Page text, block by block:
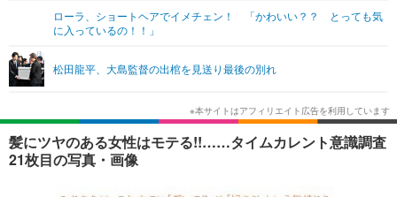
ネタ
ショッピング
エンタメTOP 映画・ドラマ
韓国・芸能
音楽 スポーツ
ライフ
ライフTOP グルメ
ペット ショッピング
リリース一覧
プッシュ通知の停止方法
ローラ、ショートヘアでイメチェン！ 「かわいい？？ とっても気
に入っているの！！」
松田龍平、大島監督の出棺を見送り最後の別れ
髪にツヤのある女性はモテる!!……タイムカレント意識調査
21枚目の写真・画像